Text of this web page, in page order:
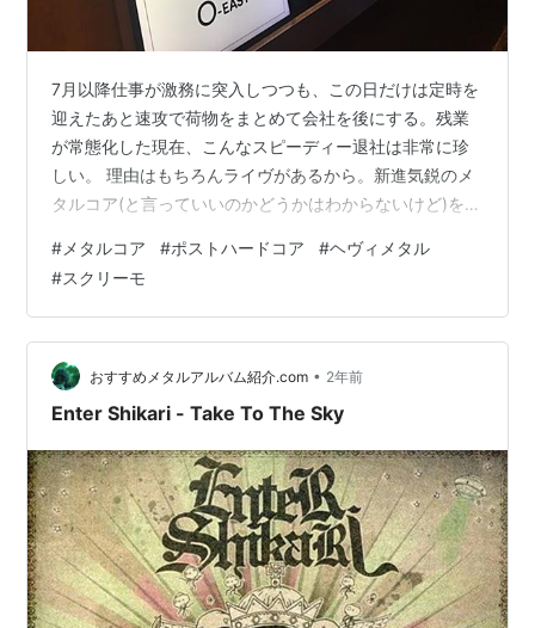
7月以降仕事が激務に突入しつつも、この日だけは定時を
迎えたあと速攻で荷物をまとめて会社を後にする。残業
が常態化した現在、こんなスピーディー退社は非常に珍
しい。 理由はもちろんライヴがあるから。新進気鋭のメ
タルコア(と言っていいのかどうかはわからないけど)を鳴
hitorigoto.hatenablog.com 当初からこのライヴには行こ
うかなとは思っていたのですが、いかんせん今の仕事の
状況を鑑みると、前売りのチケットを購入するのに躊躇
してまして。そうしたらチケットはソールドアウトして
しまい、当日券は会場の様子を見て若干枚出るというこ
とに…
# メタルコア #ポストハードコア #ヘヴィメタル
#スクリーモ
おすすめメタルアルバム紹介.com • 2年前
Enter Shikari - Take To The Sky